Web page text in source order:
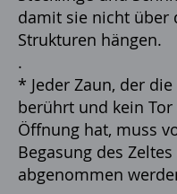
damit sie nicht über
Strukturen hängen.
.
* Jeder Zaun, der
berührt und kein
Öffnung hat, muss
Begasung des
abgenommen